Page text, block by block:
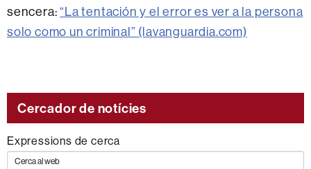
sencera:“La tentación y el error es ver a la persona
solo como un criminal” (lavanguardia.com)
Cercador de notícies
Expressions de cerca